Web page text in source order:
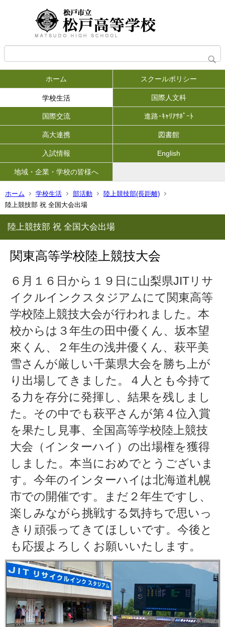
ホーム スクールポリシー
学校生活 国際人文科
国際交流 進路･ｷｬﾘｱｻﾎﾟｰﾄ
高大連携 図書館
入試情報 English
地域・企業・学校の皆様へ
ホーム 学校生活 部活動
陸上競技部(長距離)
陸上競技部 祝 全国大会出場
陸上競技部 祝 全国大会出場
関東高等学校陸上競技大会
６月１６日から１９日に山梨県JITリサ
イクルインクスタジアムにて関東高等
学校陸上競技大会が行われました。本
校からは３年生の田中優くん、坂本望
來くん、２年生の浅井優くん、萩平美
雪さんが厳しい千葉県大会を勝ち上が
り出場してきました。４人とも今持て
る力を存分に発揮し、結果を残しまし
た。その中でも萩平さんが第４位入賞
を果たし見事、全国高等学校陸上競技
大会（インターハイ）の出場権を獲得
しました。本当におめでとうございま
す。今年のインターハイは北海道札幌
市での開催です。まだ２年生ですし、
楽しみながら挑戦する気持ちで思いっ
きり頑張ってきてほしいです。今後と
も応援よろしくお願いいたします。